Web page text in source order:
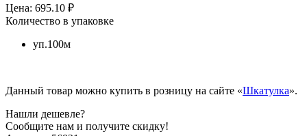
Цена: 695.10 ₽
Количество в упаковке
уп.100м
Данный товар можно купить в розницу на сайте «Шкатулка».
Нашли дешевле?
Сообщите нам и получите скидку!